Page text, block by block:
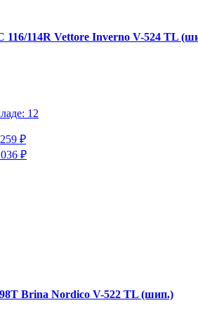
116/114R Vettore Inverno V-524 TL
12
₽
₽
Brina Nordico V-522 TL (шип.)